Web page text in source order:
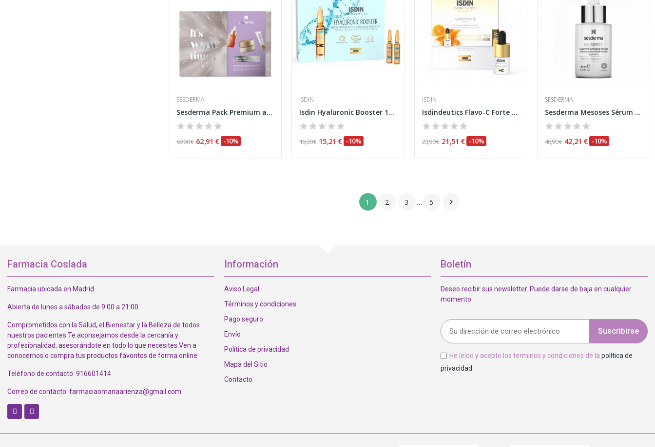
SESDERMA
Sesderma Pack Premium antiedad Serum 5C Vit,...
69,90 € 62,91 € -10%
ISDIN
Isdin Hyaluronic Booster 10 Ampollas
16,90 € 15,21 € -10%
ISDIN
Isdindeutics Flavo-C Forte 5,3ml
23,90 € 21,51 € -10%
SESDERMA
Sesderma Mesoses Sérum Antienvejecimiento...
46,90 € 42,21 € -10%
1 2 3 … 5 
Farmacia Coslada
Farmacia ubicada en Madrid
Abierta de lunes a sábados de 9:00 a 21:00.
Comprometidos con la Salud, el Bienestar y la Belleza de todos
nuestros pacientes.Te aconsejamos desde la cercanía y
profesionalidad, asesorándote en todo lo que necesites.Ven a
conocernos o compra tus productos favoritos de forma online.
Teléfono de contacto: 916601414
Correo de contacto: farmaciaomanaarienza@gmail.com
Información
Aviso Legal
Términos y condiciones
Pago seguro
Envío
Política de privacidad
Mapa del Sitio
Contacto
Boletín
Deseo recibir sus newsletter. Puede darse de baja en cualquier
momento.
Suscribirse
He leído y acepto los términos y condiciones de lapolítica de
privacidad